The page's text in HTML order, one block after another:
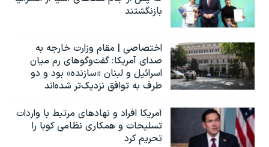
بازنگشتند
اختصاصی | مقام وزارت خارجه به
صدای آمریکا: گفت‌وگوهای رم میان
اسرائیل و لبنان «سازنده» بود و دو
طرف به توافق نزدیک‌تر شده‌اند
آمریکا افراد و نهادهای مرتبط با واردات
تسلیحات و همکاری نظامی کوبا را
تحریم کرد